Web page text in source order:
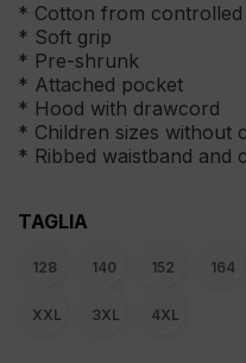
* Cotton from
* Soft grip
* Pre-shrunk
* Attached pocket
* Hood with drawcord
* Children sizes without
* Ribbed waistband and
TAGLIA
128 140 152 164
XXL 3XL 4XL